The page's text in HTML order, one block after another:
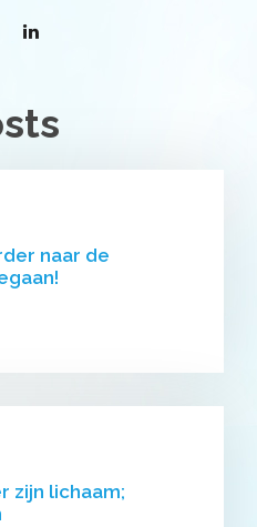
naar de
zijn lichaam;